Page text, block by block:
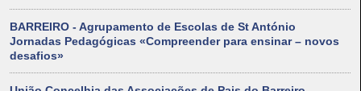
BARREIRO - Agrupamento de Escolas de St António
Jornadas Pedagógicas «Compreender para ensinar – novos
desafios»